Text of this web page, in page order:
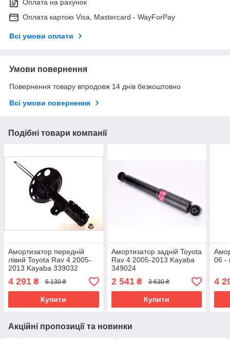
Оплата на рахунок
Оплата картою Visa, Mastercard - WayForPay
Всі умови оплати
Умови повернення
Повернення товару впродовж 14 днів безкоштовно
Всі умови повернення
Подібні товари компанії
Амортизатор передній
лівий Toyota Rav 4 2005-
2013 Kayaba 339032
4 291 ₴ 6 130 ₴
Купити
Амортизатор задній Toyota
Rav 4 2005-2013 Kayaba
349024
2 541₴ 3 630 ₴
Купити
06 -
4
Акційні пропозиції та новинки